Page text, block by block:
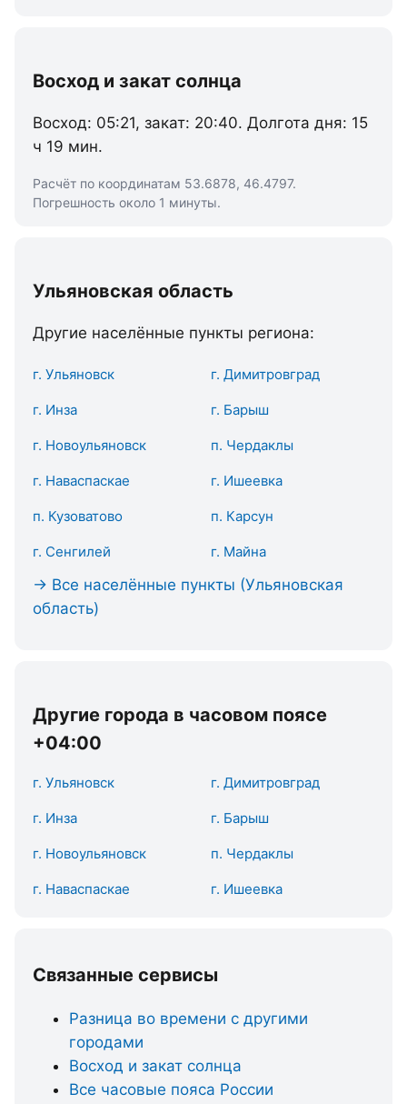
Восход и закат солнца
Восход: 05:21, закат: 20:40. Долгота дня: 15
ч 19 мин.
Расчёт по координатам 53.6878, 46.4797.
Погрешность около 1 минуты.
Ульяновская область
Другие населённые пункты региона:
г. Ульяновск г. Димитровград
г. Инза г. Барыш
г. Новоульяновск п. Чердаклы
г. Наваспаскае г. Ишеевка
п. Кузоватово п. Карсун
г. Сенгилей г. Майна
→ Все населённые пункты (Ульяновская
область)
Другие города в часовом поясе
+04:00
г. Ульяновск г. Димитровград
г. Инза г. Барыш
г. Новоульяновск п. Чердаклы
г. Наваспаскае г. Ишеевка
Связанные сервисы
Разница во времени с другими
городами
Восход и закат солнца
Все часовые пояса России